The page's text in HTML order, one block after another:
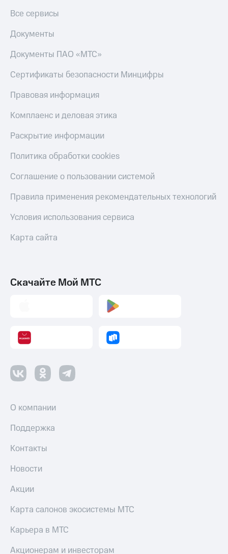
Все сервисы
Документы
Документы ПАО «МТС»
Сертификаты безопасности Минцифры
Правовая информация
Комплаенс и деловая этика
Раскрытие информации
Политика обработки cookies
Соглашение о пользовании системой
Правила применения рекомендательных технологий
Условия использования сервиса
Карта сайта
Скачайте Мой МТС
О компании
Поддержка
Контакты
Новости
Акции
Карта салонов экосистемы МТС
Карьера в МТС
Акционерам и инвесторам